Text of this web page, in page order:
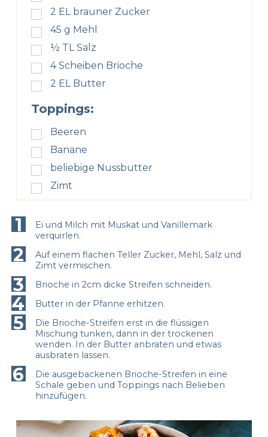
2 EL brauner Zucker
45 g Mehl
½ TL Salz
4 Scheiben Brioche
2 EL Butter
Toppings:
Beeren
Banane
beliebige Nussbutter
Zimt
1
Ei und Milch mit Muskat und Vanillemark
verquirlen.
2
Auf einem flachen Teller Zucker, Mehl, Salz und
Zimt vermischen.
3 Brioche in 2cm dicke Streifen schneiden.
4 Butter in der Pfanne erhitzen.
5
Die Brioche-Streifen erst in die flüssigen
Mischung tunken, dann in der trockenen
wenden. In der Butter anbraten und etwas
ausbraten lassen.
6
Die ausgebackenen Brioche-Streifen in eine
Schale geben und Toppings nach Belieben
hinzufügen.